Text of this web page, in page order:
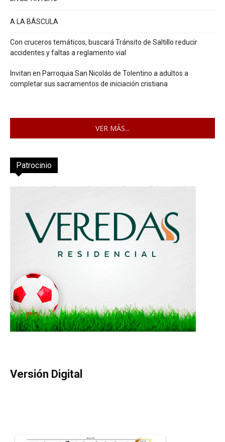
A LA BÁSCULA
Con cruceros temáticos, buscará Tránsito de Saltillo reducir
accidentes y faltas a reglamento vial
Invitan en Parroquia San Nicolás de Tolentino a adultos a
completar sus sacramentos de iniciación cristiana
VER MÁS...
Patrocinio
Versión Digital